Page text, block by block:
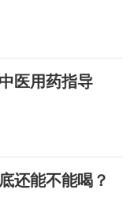
，显是暑温新感
可见，中医治急症
恶，救治得当则
快。正所谓：“譬
求，中医治疗急
药务必果断大
医用药指导
还能不能喝？